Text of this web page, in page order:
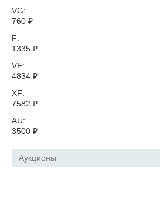
VG:
760 ₽
F:
1335 ₽
VF:
4834 ₽
XF:
7582 ₽
AU:
3500 ₽
Аукционы